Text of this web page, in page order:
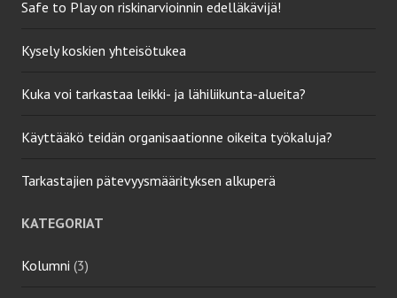
Safe to Play on riskinarvioinnin edelläkävijä!
Kysely koskien yhteisötukea
Kuka voi tarkastaa leikki- ja lähiliikunta-alueita?
Käyttääkö teidän organisaationne oikeita työkaluja?
Tarkastajien pätevyysmäärityksen alkuperä
KATEGORIAT
Kolumni (3)